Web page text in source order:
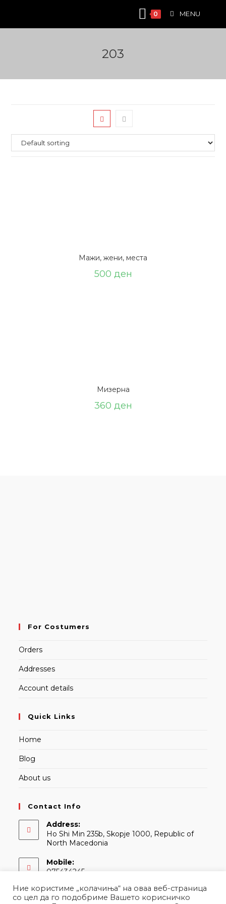
content
0 MENU
203
Мажи, жени, места
500 ден
Мизерна
360 ден
For Costumers
Orders
Addresses
Account details
Quick Links
Home
Blog
About us
Contact Info
Address:
Ho Shi Min 235b, Skopje 1000, Republic of
North Macedonia
Mobile:
075434245
Email:
contact@martina.mkOpens
Ние користиме „колачиња“ на оваа веб-страница
со цел да го подобриме Вашето корисничко